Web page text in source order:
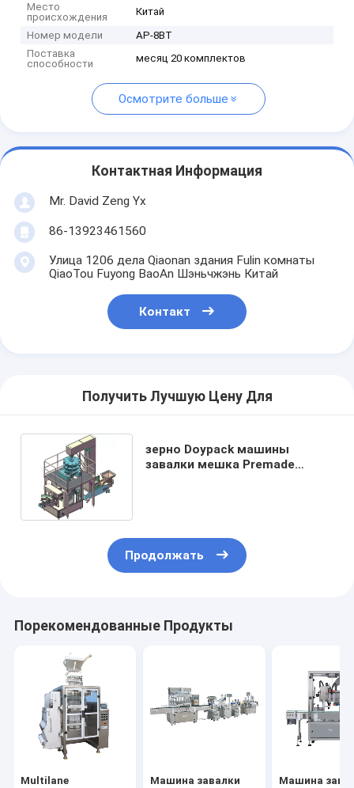
Место
происхождения
Китай
Номер модели
AP-8BT
Поставка
способности
месяц 20 комплектов
Осмотрите больше
Контактная Информация
Mr. David Zeng Yx
86-13923461560
Улица 1206 дела Qiaonan здания Fulin комнаты
QiaoTou Fuyong BaoAn Шэньчжэнь Китай
Контакт
Получить Лучшую Цену Для
зерно Doypack машины
завалки мешка Premade
Продолжать
Порекомендованные Продукты
Multilane
Машина завалки
Машина